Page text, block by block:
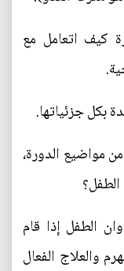
كيف اتعامل مع
بكل جزئياتها.
مواضيع الدورة،
الطفل إذا قام
والعلاج الفعال